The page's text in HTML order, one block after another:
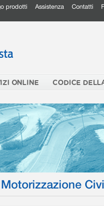
prodotti Assistenza Contatti
ONLINE CODICE